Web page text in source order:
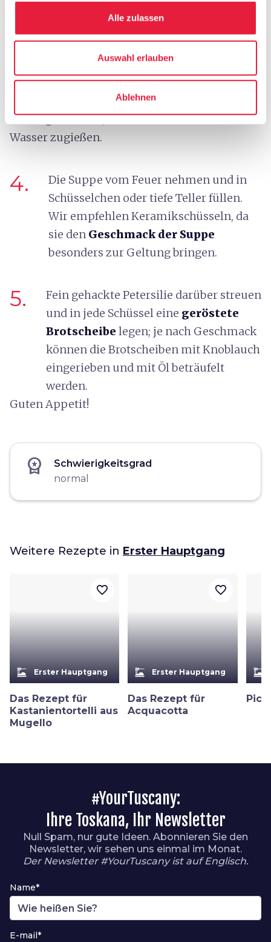
Alle zulassen
Auswahl erlauben
Ablehnen
3.
die Heuschreckenkrebse dazugeben. Auf
die Kochzeit achten:10/15 Minuten
reichen, dabei darauf achten, dass die
Suppe nicht zu sehr einkocht; sollte dies
geschehen, etwas Brühe oder warmes
Wasser zugießen.
4.
Die Suppe vom Feuer nehmen und in
Schüsselchen oder tiefe Teller füllen.
Wir empfehlen Keramikschüsseln, da
sie den Geschmack der Suppe
besonders zur Geltung bringen.
5.
Fein gehackte Petersilie darüber streuen
und in jede Schüssel eine geröstete
Brotscheibe legen; je nach Geschmack
können die Brotscheiben mit Knoblauch
eingerieben und mit Öl beträufelt
werden.
Guten Appetit!
workspace_premium
Schwierigkeitsgrad
normal
Weitere Rezepte in Erster Hauptgang
dinner_dining Erster Hauptgang
Das Rezept für
Kastanientortelli aus
Mugello
favorite_border
dinner_dining Erster Hauptgang
Das Rezept für
Acquacotta
favorite_border
dinner_dining
Pici
#YourTuscany:
Ihre Toskana, Ihr Newsletter
Null Spam, nur gute Ideen. Abonnieren Sie den
Newsletter, wir sehen uns einmal im Monat.
Der Newsletter #YourTuscany ist auf Englisch.
Name*
E-mail*